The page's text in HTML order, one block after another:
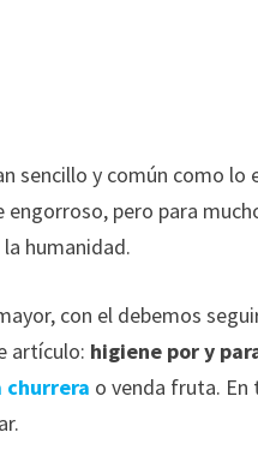
sencillo y común como lo
pero para
humanidad.
con el debemos
artículo: higiene por y
churrera o venda fruta.